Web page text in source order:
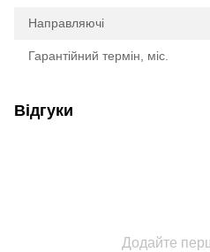
Направляючі
Гарантійний термін, міс.
Відгуки
Додайте